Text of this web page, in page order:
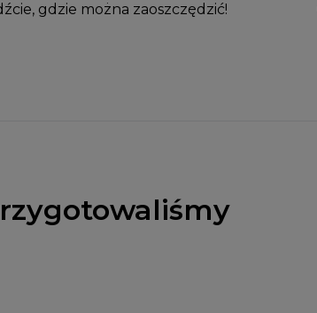
gdzie można zaoszczędzić!